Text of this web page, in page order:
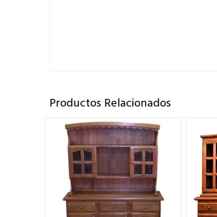
Productos Relacionados